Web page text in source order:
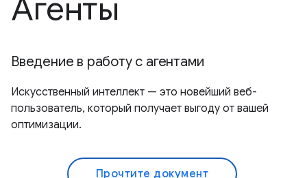
Агенты
Введение в работу с агентами
Искусственный интеллект — это новейший веб-
пользователь, который получает выгоду от вашей
оптимизации.
Прочтите документ